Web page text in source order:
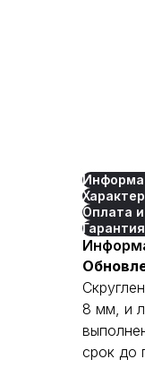
Оплата
Гарантия
8 мм, и
срок до